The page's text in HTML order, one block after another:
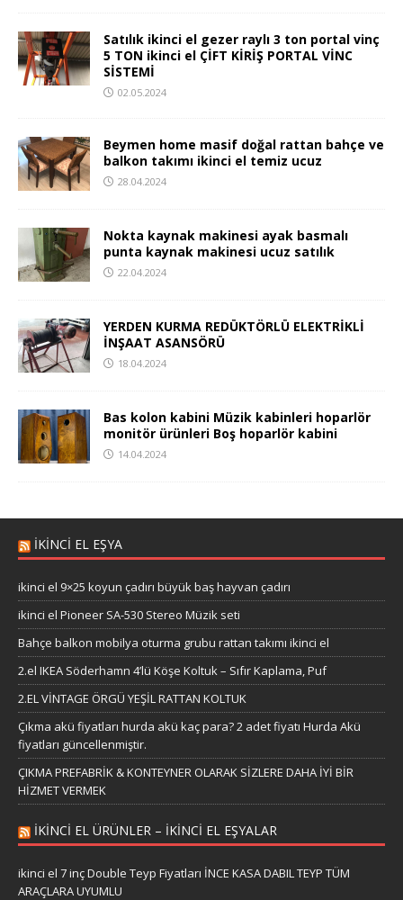
Satılık ikinci el gezer raylı 3 ton portal vinç
5 TON ikinci el ÇİFT KİRİŞ PORTAL VİNC
SİSTEMİ
02.05.2024
Beymen home masif doğal rattan bahçe ve
balkon takımı ikinci el temiz ucuz
28.04.2024
Nokta kaynak makinesi ayak basmalı
punta kaynak makinesi ucuz satılık
22.04.2024
YERDEN KURMA REDÜKTÖRLÜ ELEKTRİKLİ
İNŞAAT ASANSÖRÜ
18.04.2024
Bas kolon kabini Müzik kabinleri hoparlör
monitör ürünleri Boş hoparlör kabini
14.04.2024
İKİNCİ EL EŞYA
ikinci el 9×25 koyun çadırı büyük baş hayvan çadırı
ikinci el Pioneer SA-530 Stereo Müzik seti
Bahçe balkon mobilya oturma grubu rattan takımı ikinci el
2.el IKEA Söderhamn 4’lü Köşe Koltuk – Sıfır Kaplama, Puf
2.EL VİNTAGE ÖRGÜ YEŞİL RATTAN KOLTUK
Çıkma akü fiyatları hurda akü kaç para? 2 adet fiyatı Hurda Akü
fiyatları güncellenmiştir.
ÇIKMA PREFABRİK & KONTEYNER OLARAK SİZLERE DAHA İYİ BİR
HİZMET VERMEK
IKINCI EL ÜRÜNLER – IKINCI EL EŞYALAR
ikinci el 7 inç Double Teyp Fiyatları İNCE KASA DABIL TEYP TÜM
ARAÇLARA UYUMLU